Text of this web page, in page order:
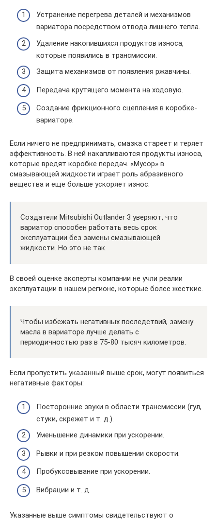
Устранение перегрева деталей и механизмов
вариатора посредством отвода лишнего тепла.
Удаление накопившихся продуктов износа,
которые появились в трансмиссии.
Защита механизмов от появления ржавчины.
Передача крутящего момента на ходовую.
Создание фрикционного сцепления в коробке-
вариаторе.
Если ничего не предпринимать, смазка стареет и теряет
эффективность. В ней накапливаются продукты износа,
которые вредят коробке передач. «Мусор» в
смазывающей жидкости играет роль абразивного
вещества и еще больше ускоряет износ.
Создатели Mitsubishi Outlander 3 уверяют, что
вариатор способен работать весь срок
эксплуатации без замены смазывающей
жидкости. Но это не так.
В своей оценке эксперты компании не учли реалии
эксплуатации в нашем регионе, которые более жесткие.
Чтобы избежать негативных последствий, замену
масла в вариаторе лучше делать с
периодичностью раз в 75-80 тысяч километров.
Если пропустить указанный выше срок, могут появиться
негативные факторы:
Посторонние звуки в области трансмиссии (гул,
стуки, скрежет и т. д.).
Уменьшение динамики при ускорении.
Рывки и при резком повышении скорости.
Пробуксовывание при ускорении.
Вибрации и т. д.
Указанные выше симптомы свидетельствуют о